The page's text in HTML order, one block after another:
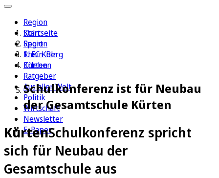
Region
Köln
Sport
1. FC Köln
Erleben
Ratgeber
Aus aller Welt
Politik
Wirtschaft
Newsletter
E-Paper
Startseite
Region
Rhein-Berg
Kürten
Schulkonferenz ist für Neubau
der Gesamtschule Kürten
KürtenSchulkonferenz spricht
sich für Neubau der
Gesamtschule aus